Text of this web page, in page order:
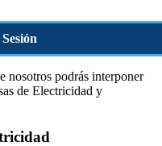
nosotros podrás interponer
de Electricidad y